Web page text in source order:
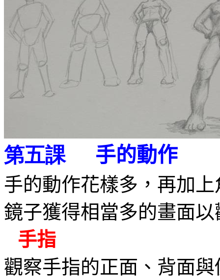
第五課 手的動作
手的動作花樣多，再加
鏡子獲得相當多的畫面
手指
觀察手指的正面、背面